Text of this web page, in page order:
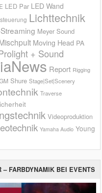
LED Par LED Wand
Lichttechnik
Meyer Sound
Moving Head PA
+ Sound
Report Rigging
Shure Stage|Set|Scenery
Traverse
Videoproduktion
Yamaha Audio Young
– FARBDYNAMIK BEI EVENTS